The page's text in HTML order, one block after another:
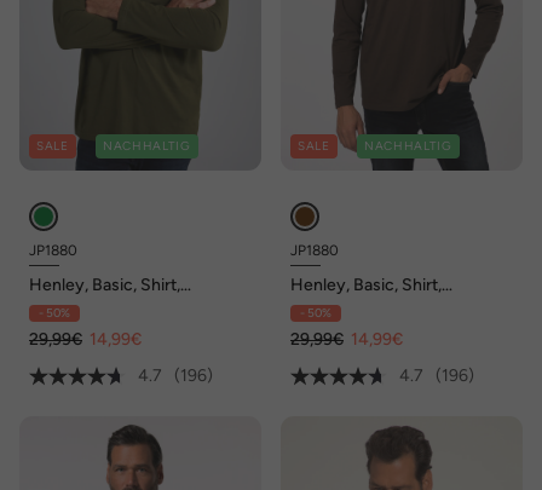
SALE NACHHALTIG
JP1880
Henley, Basic, Shirt,
Langarm, Knopfleiste, bis 8XL
- 50%
29,99€ 14,99€
4.7
(196)
SALE NACHHALTIG
JP1880
Henley, Basic, Shirt,
Langarm, Knopfleiste, bis 8XL
- 50%
29,99€ 14,99€
4.7
(196)